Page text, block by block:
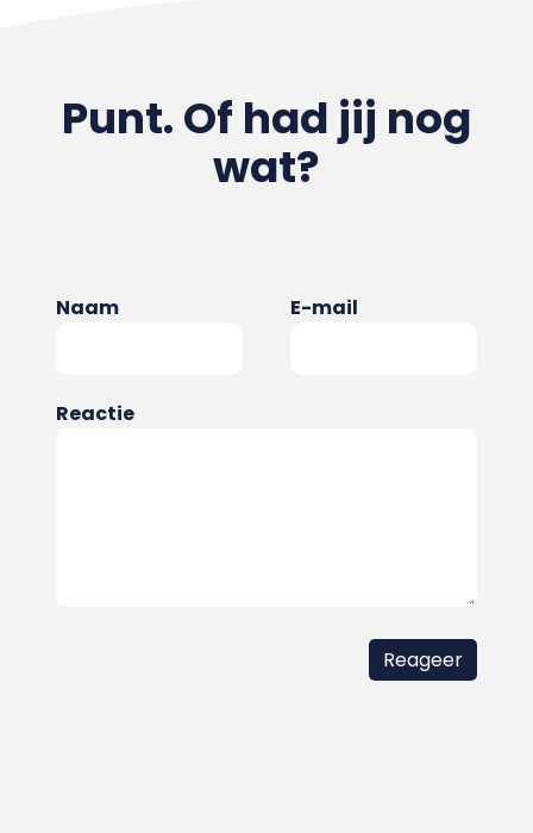
Punt. Of had jij nog
wat?
Naam E-mail
Reactie